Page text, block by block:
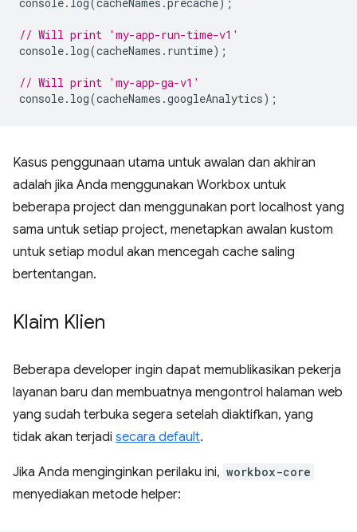
// Will print 'my-app-run-time-v1'
console. log(cacheNames . runtime);
// Will print 'my-app-ga-v1'
console. log(cacheNames .googleAnalytics);
Kasus penggunaan utama untuk awalan dan akhiran
adalah jika Anda menggunakan Workbox untuk
beberapa project dan menggunakan port localhost yang
sama untuk setiap project, menetapkan awalan kustom
untuk setiap modul akan mencegah cache saling
bertentangan.
Klaim Klien
Beberapa developer ingin dapat memublikasikan pekerja
layanan baru dan membuatnya mengontrol halaman web
yang sudah terbuka segera setelah diaktifkan, yang
tidak akan terjadi secara default.
Jika Anda menginginkan perilaku ini, workbox-core
menyediakan metode helper: